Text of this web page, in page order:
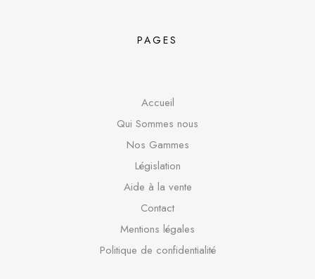
PAGES
Accueil
Qui Sommes nous
Nos Gammes
Législation
Aide à la vente
Contact
Mentions légales
Politique de confidentialité